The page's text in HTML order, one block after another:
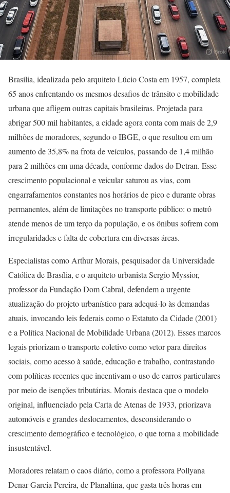
Brasília, idealizada pelo arquiteto Lúcio Costa em 1957, completa
65 anos enfrentando os mesmos desafios de trânsito e mobilidade
urbana que afligem outras capitais brasileiras. Projetada para
abrigar 500 mil habitantes, a cidade agora conta com mais de 2,9
milhões de moradores, segundo o IBGE, o que resultou em um
aumento de 35,8% na frota de veículos, passando de 1,4 milhão
para 2 milhões em uma década, conforme dados do Detran. Esse
crescimento populacional e veicular saturou as vias, com
engarrafamentos constantes nos horários de pico e durante obras
permanentes, além de limitações no transporte público: o metrô
atende menos de um terço da população, e os ônibus sofrem com
irregularidades e falta de cobertura em diversas áreas.
Especialistas como Arthur Morais, pesquisador da Universidade
Católica de Brasília, e o arquiteto urbanista Sergio Myssior,
professor da Fundação Dom Cabral, defendem a urgente
atualização do projeto urbanístico para adequá-lo às demandas
atuais, invocando leis federais como o Estatuto da Cidade (2001)
e a Política Nacional de Mobilidade Urbana (2012). Esses marcos
legais priorizam o transporte coletivo como vetor para direitos
sociais, como acesso à saúde, educação e trabalho, contrastando
com políticas recentes que incentivam o uso de carros particulares
por meio de isenções tributárias. Morais destaca que o modelo
original, influenciado pela Carta de Atenas de 1933, priorizava
automóveis e grandes deslocamentos, desconsiderando o
crescimento demográfico e tecnológico, o que torna a mobilidade
insustentável.
Moradores relatam o caos diário, como a professora Pollyana
Denar Garcia Pereira, de Planaltina, que gasta três horas em